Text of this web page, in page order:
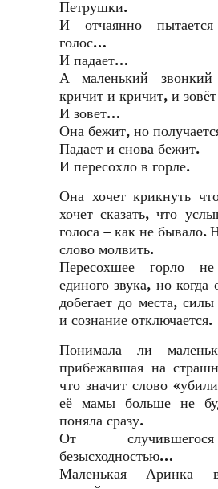
Петрушки.
И отчаянно
голос…
И падает…
А маленький
кричит и кричит, и
И зовет…
Она бежит, но
Падает и снова бежит.
И пересохло в горле.
Она хочет крикнуть
хочет сказать, что
голоса – как не бывало.
слово молвить.
Пересохшее горло
единого звука, но когда
добегает до места,
и сознание отключается.
Понимала ли
прибежавшая на
что значит слово
её мамы больше не
поняла сразу.
От
безысходностью…
Маленькая Аринка